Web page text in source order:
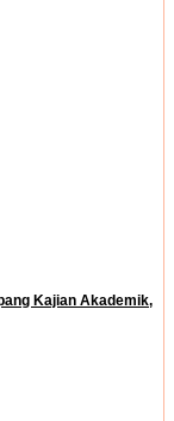
Kajian Akademik,